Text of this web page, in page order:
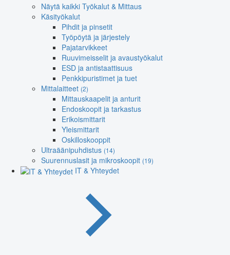
Näytä kaikki Työkalut & Mittaus
Käsityökalut
Pihdit ja pinsetit
Työpöytä ja järjestely
Pajatarvikkeet
Ruuvimeisselit ja avaustyökalut
ESD ja antistaattisuus
Penkkipuristimet ja tuet
Mittalaitteet (2)
Mittauskaapelit ja anturit
Endoskoopit ja tarkastus
Erikoismittarit
Yleismittarit
Oskilloskooppit
Ultraäänipuhdistus (14)
Suurennuslasit ja mikroskoopit (19)
IT & Yhteydet